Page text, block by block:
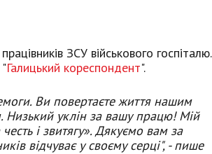
ЗСУ військового госпіталю.
Галицький кореспондент".
Ви повертаєте життя нашим
Низький уклін за вашу працю! Мій
і звитягу». Дякуємо вам за
відчуває у своєму серці", - пише